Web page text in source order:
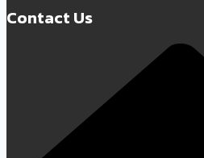
Contact Us